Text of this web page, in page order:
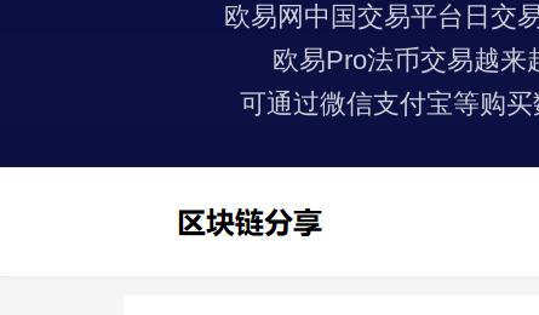
欧易网中国交易平台日交
欧易Pro法币交易越来
可通过微信支付宝等购买